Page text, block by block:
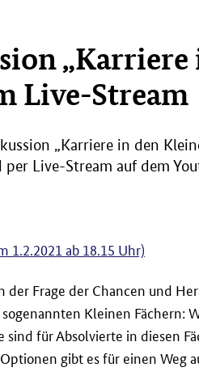
Live-Stream
„Karriere in den
Live-Stream auf dem
1.2.2021 ab 18.15 Uhr)
der Frage der Chancen und
Kleinen Fächern:
für Absolvierte in diesen
gibt es für einen Weg